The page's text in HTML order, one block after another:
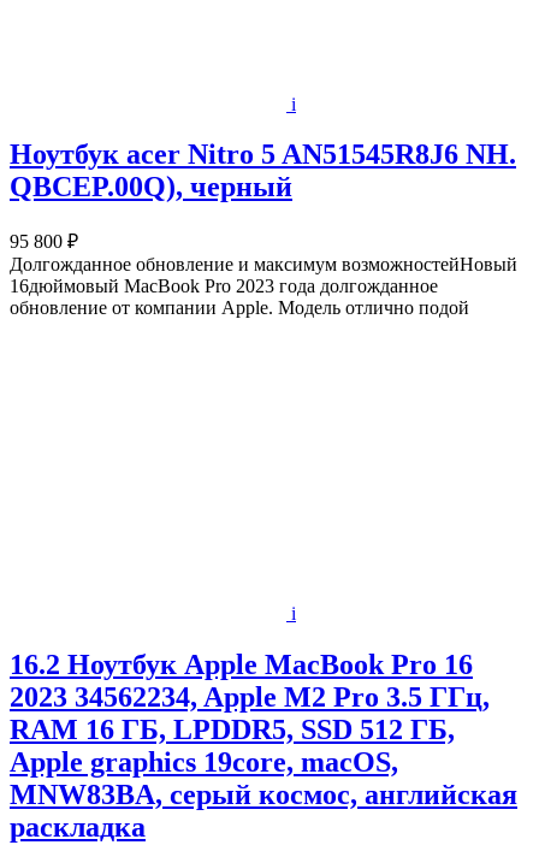
i
Ноутбук acer Nitro 5 AN51545R8J6 NH.
QBCEP.00Q), черный
95 800 ₽
Долгожданное обновление и максимум возможностейНовый
16дюймовый MacBook Pro 2023 года долгожданное
обновление от компании Apple. Модель отлично подой
i
16.2 Ноутбук Apple MacBook Pro 16
2023 34562234, Apple M2 Pro 3.5 ГГц,
RAM 16 ГБ, LPDDR5, SSD 512 ГБ,
Apple graphics 19core, macOS,
MNW83BA, серый космос, английская
раскладка